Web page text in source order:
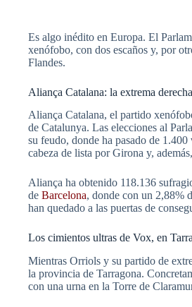
Es algo inédito en Europa. El
xenófobo, con dos escaños y, por
Flandes.
Aliança Catalana: la extrema
Aliança Catalana, el partido
de Catalunya. Las elecciones al
su feudo, donde ha pasado de
cabeza de lista por Girona y,
Aliança ha obtenido 118.136
de Barcelona, donde con un 2,88%
han quedado a las puertas de
Los cimientos ultras de Vox, en
Mientras Orriols y su partido de
la provincia de Tarragona.
con una urna en la Torre de